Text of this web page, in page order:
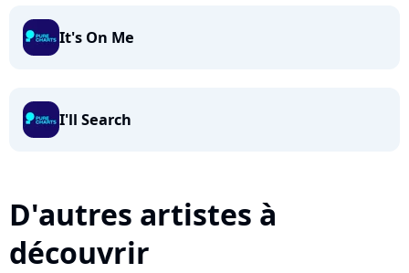
It's On Me
I'll Search
D'autres artistes à
découvrir